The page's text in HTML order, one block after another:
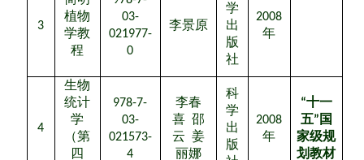
3
植物
学教
程
03-
021977-
0
李景原
学
出
版
社
2008
年
4
生物
统计
学
（第
四
978-7-
03-
021573-
4
李春
喜 邵
云 姜
丽娜
科
学
出
版
2008
年
“十一
五” 国
家级规
划教材